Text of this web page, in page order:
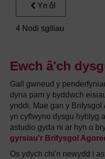
Yn ôl
4 Nodi sgiliau
Ewch â'ch
Gall gwneud y
dyna pam y byddwch
ynddi. Mae gan y Brifysgol
yn cyflwyno dysgu hyblyg
astudio gyda ni ar hyn o
gyrsiau'r Brifysgol
Os ydych chi'n newydd i